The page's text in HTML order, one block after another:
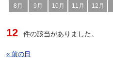
8月 9月 10月 11月 12月
12 件の該当がありました。
« 前の日